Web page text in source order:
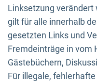
Linksetzung verändert
gilt für alle innerhalb
gesetzten Links und
Fremdeinträge in vom
Gästebüchern,
Für illegale,